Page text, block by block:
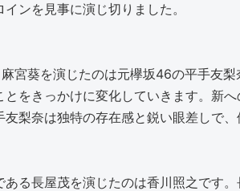
ンを見事に演じ切りました。
宮葵を演じたのは元欅坂46の平手友
をきっかけに変化していきます。新
梨奈は独特の存在感と鋭い眼差しで
る長屋茂を演じたのは香川照之です